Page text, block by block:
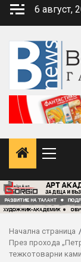
Skip
6 август,
Начална страница
През прохода
тежкотоварни